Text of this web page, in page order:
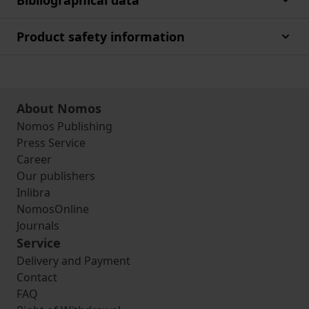
Product safety information
About Nomos
Nomos Publishing
Press Service
Career
Our publishers
Inlibra
NomosOnline
Journals
Service
Delivery and Payment
Contact
FAQ